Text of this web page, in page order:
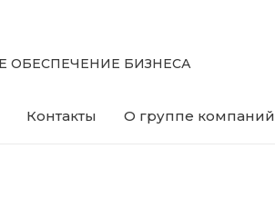
ОБЕСПЕЧЕНИЕ БИЗНЕСА
Контакты О группе компаний